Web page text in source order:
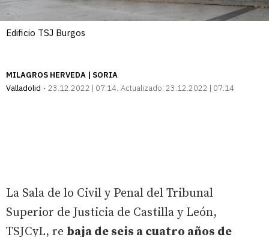
Edificio TSJ Burgos
MILAGROS HERVEDA | SORIA
Valladolid
23.12.2022 | 07:14 Actualizado: 23.12.2022 | 07:14
La Sala de lo Civil y Penal del Tribunal
Superior de Justicia de Castilla y León,
TSJCyL, re baja de seis a cuatro años de